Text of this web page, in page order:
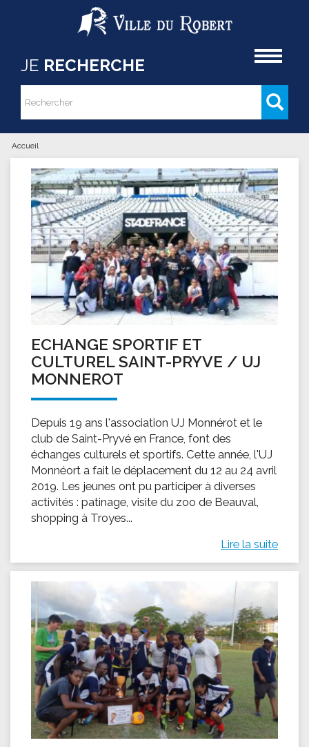
Aller au contenu principal
JE RECHERCHE
Formulaire de recherche
Rechercher
Vous êtes ici
Accueil
ECHANGE SPORTIF ET
CULTUREL SAINT-PRYVE / UJ
MONNEROT
Depuis 19 ans l'association UJ Monnérot et le
club de Saint-Pryvé en France, font des
échanges culturels et sportifs. Cette année, l'UJ
Monnéort a fait le déplacement du 12 au 24 avril
2019. Les jeunes ont pu participer à diverses
activités : patinage, visite du zoo de Beauval,
shopping à Troyes...
Lire la suite